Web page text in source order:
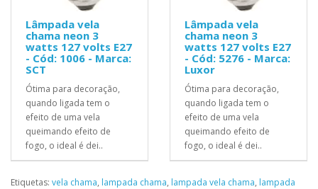
Lâmpada vela
chama neon 3
watts 127 volts E27
- Cód: 1006 - Marca:
SCT
Ótima para decoração,
quando ligada tem o
efeito de uma vela
queimando efeito de
fogo, o ideal é dei..
Lâmpada vela
chama neon 3
watts 127 volts E27
- Cód: 5276 - Marca:
Luxor
Ótima para decoração,
quando ligada tem o
efeito de uma vela
queimando efeito de
fogo, o ideal é dei..
Etiquetas: vela chama, lampada chama, lampada vela chama, lampada